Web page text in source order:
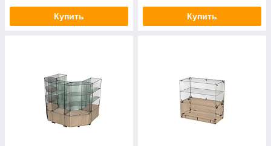
Купить Купить